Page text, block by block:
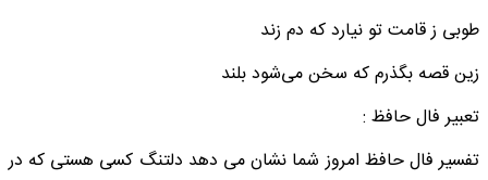
طوبی ز قامت تو نیارد که دم زند
زین قصه بگذرم که سخن می‌شود بلند
تعبیر فال حافظ :
تفسیر فال حافظ امروز شما نشان می دهد دلتنگ کسی هستی که در